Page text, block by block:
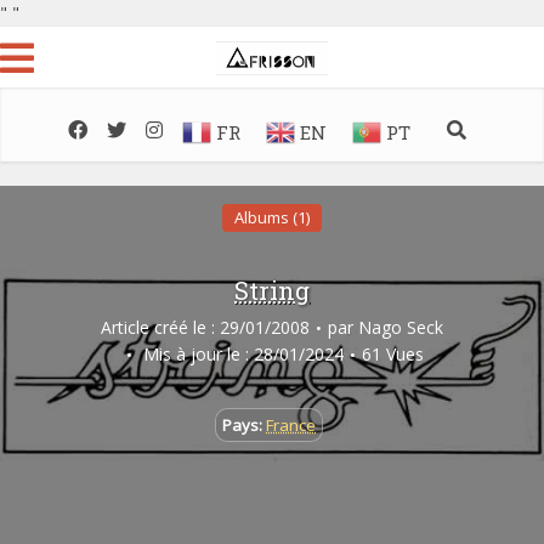
" "
FR EN PT
Albums (1)
String
Article créé le : 29/01/2008 par Nago Seck
Mis à jour le : 28/01/2024
61 Vues
Pays: France